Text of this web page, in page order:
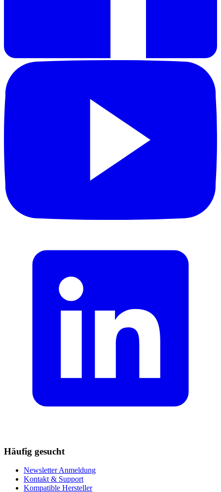
Häufig gesucht
Newsletter Anmeldung
Kontakt & Support
Kompatible Hersteller